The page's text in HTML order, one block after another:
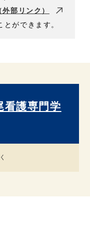
部リンク）
ができます。
看護専門学